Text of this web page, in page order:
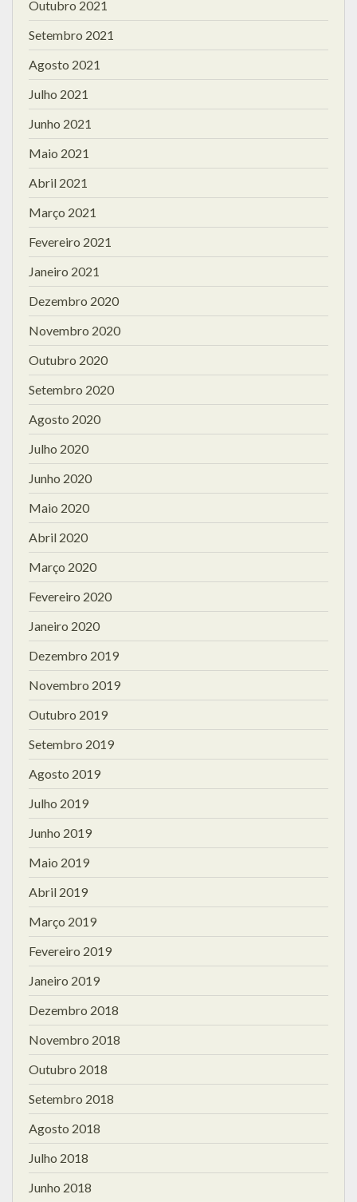
Outubro 2021
Setembro 2021
Agosto 2021
Julho 2021
Junho 2021
Maio 2021
Abril 2021
Março 2021
Fevereiro 2021
Janeiro 2021
Dezembro 2020
Novembro 2020
Outubro 2020
Setembro 2020
Agosto 2020
Julho 2020
Junho 2020
Maio 2020
Abril 2020
Março 2020
Fevereiro 2020
Janeiro 2020
Dezembro 2019
Novembro 2019
Outubro 2019
Setembro 2019
Agosto 2019
Julho 2019
Junho 2019
Maio 2019
Abril 2019
Março 2019
Fevereiro 2019
Janeiro 2019
Dezembro 2018
Novembro 2018
Outubro 2018
Setembro 2018
Agosto 2018
Julho 2018
Junho 2018